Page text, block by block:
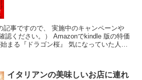
記事ですので、 実施中のキャンペーンや
Amazonでkindle 版の特価
イタリアンの美味しいお店に連れ